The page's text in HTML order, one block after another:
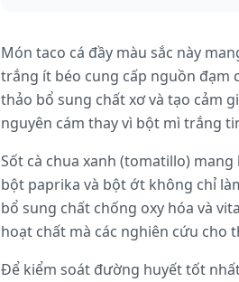
Món taco cá đầy màu sắc này
trắng ít béo cung cấp nguồn
thảo bổ sung chất xơ và tạo cảm
nguyên cám thay vì bột mì trắng
Sốt cà chua xanh (tomatillo)
bột paprika và bột ớt không chỉ
bổ sung chất chống oxy hóa và
hoạt chất mà các nghiên cứu cho
Để kiểm soát đường huyết tốt